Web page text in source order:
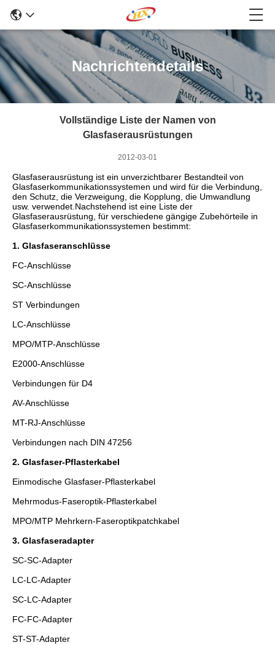
Nachrichtendetails
Vollständige Liste der Namen von
Glasfaserausrüstungen
2012-03-01
Glasfaserausrüstung ist ein unverzichtbarer Bestandteil von
Glasfaserkommunikationssystemen und wird für die Verbindung,
den Schutz, die Verzweigung, die Kopplung, die Umwandlung
usw. verwendet.Nachstehend ist eine Liste der
Glasfaserausrüstung, für verschiedene gängige Zubehörteile in
Glasfaserkommunikationssystemen bestimmt:
1. Glasfaseranschlüsse
FC-Anschlüsse
SC-Anschlüsse
ST Verbindungen
LC-Anschlüsse
MPO/MTP-Anschlüsse
E2000-Anschlüsse
Verbindungen für D4
AV-Anschlüsse
MT-RJ-Anschlüsse
Verbindungen nach DIN 47256
2. Glasfaser-Pflasterkabel
Einmodische Glasfaser-Pflasterkabel
Mehrmodus-Faseroptik-Pflasterkabel
MPO/MTP Mehrkern-Faseroptikpatchkabel
3. Glasfaseradapter
SC-SC-Adapter
LC-LC-Adapter
SC-LC-Adapter
FC-FC-Adapter
ST-ST-Adapter